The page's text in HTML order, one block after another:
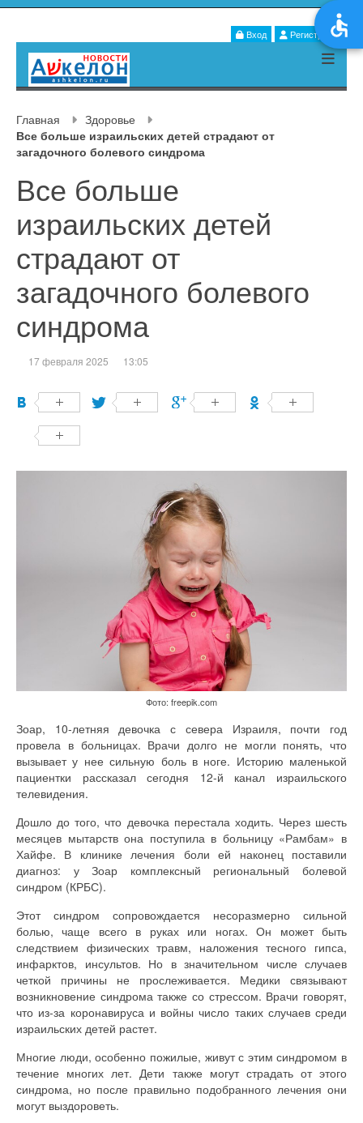
Вход Регистрация
Главная
Здоровье
Все больше израильских детей страдают от
загадочного болевого синдрома
Все больше
израильских детей
страдают от
загадочного болевого
синдрома
17 февраля 2025 13:05
Фото: freepik.com
Зоар, 10-летняя девочка с севера Израиля, почти год
провела в больницах. Врачи долго не могли понять, что
вызывает у нее сильную боль в ноге. Историю маленькой
пациентки рассказал сегодня 12-й канал израильского
телевидения.
Дошло до того, что девочка перестала ходить. Через шесть
месяцев мытарств она поступила в больницу «Рамбам» в
Хайфе. В клинике лечения боли ей наконец поставили
диагноз: у Зоар комплексный региональный болевой
синдром (КРБС).
Этот синдром сопровождается несоразмерно сильной
болью, чаще всего в руках или ногах. Он может быть
следствием физических травм, наложения тесного гипса,
инфарктов, инсультов. Но в значительном числе случаев
четкой причины не прослеживается. Медики связывают
возникновение синдрома также со стрессом. Врачи говорят,
что из-за коронавируса и войны число таких случаев среди
израильских детей растет.
Многие люди, особенно пожилые, живут с этим синдромом в
течение многих лет. Дети также могут страдать от этого
синдрома, но после правильно подобранного лечения они
могут выздороветь.